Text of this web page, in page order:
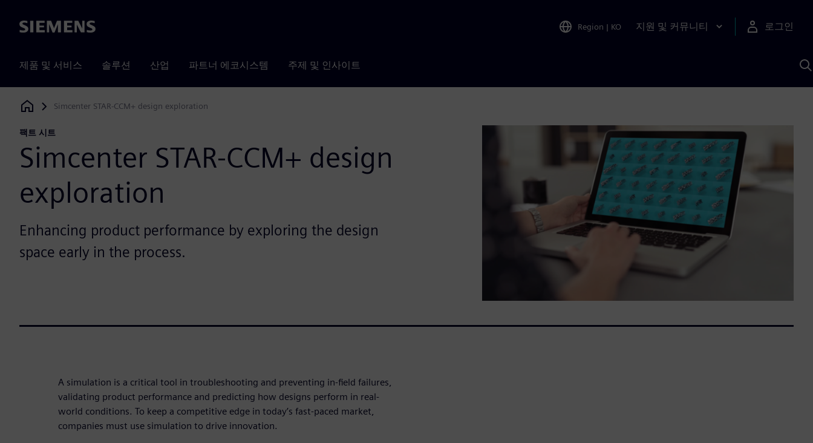
Siemens Region | KO 지원 및 커뮤니티 로그인
제품 및 서비스 솔루션 산업 파트너 에코시스템 주제 및 인사이트
Siemens Digital Industries Software
Simcenter STAR-CCM+ design exploration
팩트 시트
Simcenter STAR-CCM+ design
exploration
Enhancing product performance by exploring the design
space early in the process.
A simulation is a critical tool in troubleshooting and preventing in-field failures,
validating product performance and predicting how designs perform in real-
world conditions. To keep a competitive edge in today’s fast-paced market,
companies must use simulation to drive innovation.